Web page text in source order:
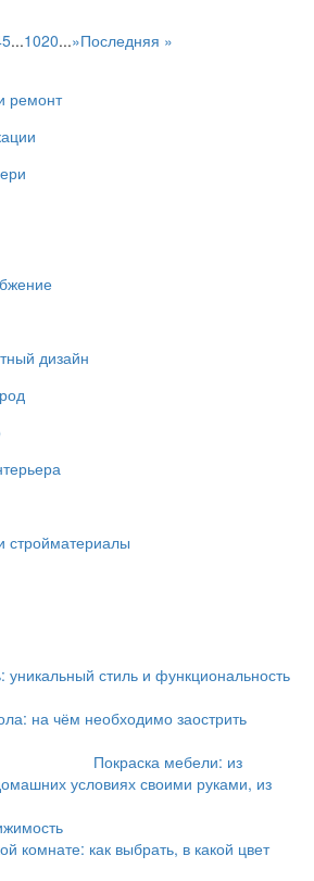
5...1020...»Последняя »
ремонт
дизайн
стройматериалы
уникальный стиль и функциональность
на чём необходимо заострить
Покраска мебели: из
условиях своими руками, из
комнате: как выбрать, в какой цвет